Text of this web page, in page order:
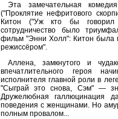
Эта замечательная
("Проклятие нефритового
Китон ("Уж кто бы
сотрудничество было
фильм "Энни Холл": Китон была
режиссёром".
Аллена, замкнутого и
впечатлительного героя
исполнителя главной роли в
"Сыграй это снова, Сэм" —
Дружелюбная галлюцинация
поведения с женщинами. Но
полным провалом...